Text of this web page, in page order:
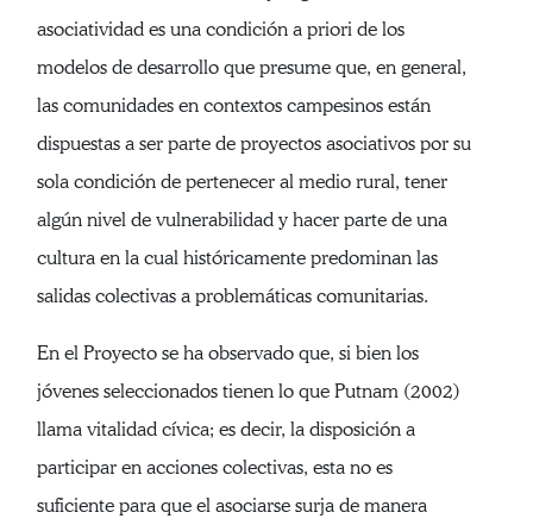
asociatividad es una condición a priori de los
modelos de desarrollo que presume que, en general,
las comunidades en contextos campesinos están
dispuestas a ser parte de proyectos asociativos por su
sola condición de pertenecer al medio rural, tener
algún nivel de vulnerabilidad y hacer parte de una
cultura en la cual históricamente predominan las
salidas colectivas a problemáticas comunitarias.
En el Proyecto se ha observado que, si bien los
jóvenes seleccionados tienen lo que Putnam (2002)
llama vitalidad cívica; es decir, la disposición a
participar en acciones colectivas, esta no es
suficiente para que el asociarse surja de manera